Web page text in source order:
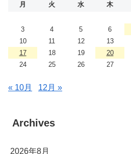
月 火 水 木
3
4 5 6
10
11 12 13
17
18 19 20
24
25 26 27
« 10月 12月 »
Archives
2026年8月